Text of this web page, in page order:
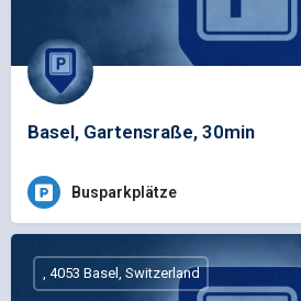
Basel, Gartensraße, 30min
Busparkplätze
, 4053 Basel, Switzerland